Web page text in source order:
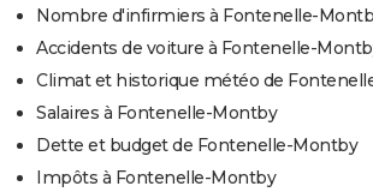
Nombre d'infirmiers à Fontenelle-
Accidents de voiture à Fontenelle-
Climat et historique météo de
Salaires à Fontenelle-Montby
Dette et budget de Fontenelle-Montby
Impôts à Fontenelle-Montby